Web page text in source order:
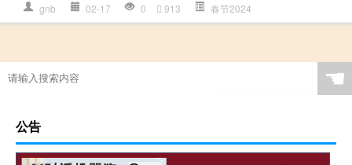
gnb 02-17 0 913 春节2024
☚
公告